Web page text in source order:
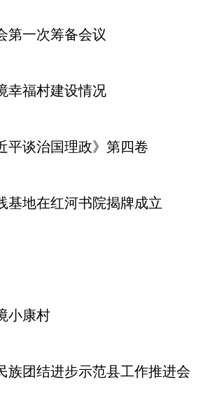
第一次筹备会议
幸福村建设情况
平谈治国理政》第四卷
基地在红河书院揭牌成立
小康村
族团结进步示范县工作推进会